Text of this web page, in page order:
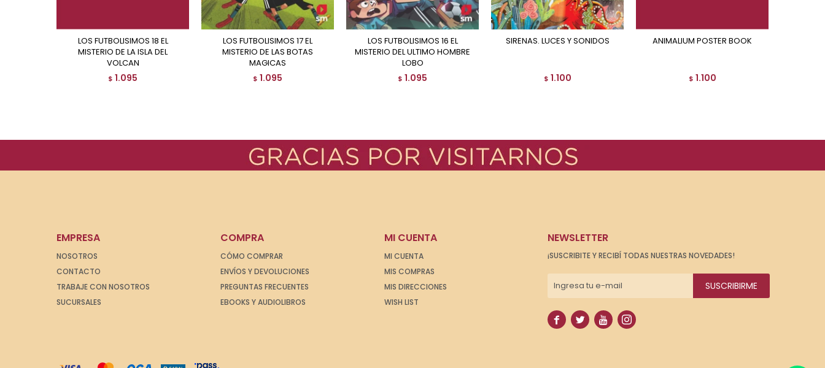
LOS FUTBOLISIMOS 18 EL
MISTERIO DE LA ISLA DEL
VOLCAN
$ 1.095
LOS FUTBOLISIMOS 17 EL
MISTERIO DE LAS BOTAS
MAGICAS
$ 1.095
LOS FUTBOLISIMOS 16 EL
MISTERIO DEL ULTIMO HOMBRE
LOBO
$ 1.095
SIRENAS. LUCES Y SONIDOS
$ 1.100
ANIMALIUM POSTER BOOK
$ 1.100
EMPRESA
NOSOTROS
CONTACTO
TRABAJE CON NOSOTROS
SUCURSALES
COMPRA
CÓMO COMPRAR
ENVÍOS Y DEVOLUCIONES
PREGUNTAS FRECUENTES
EBOOKS Y AUDIOLIBROS
MI CUENTA
MI CUENTA
MIS COMPRAS
MIS DIRECCIONES
WISH LIST
NEWSLETTER
¡SUSCRIBITE Y RECIBÍ TODAS NUESTRAS NOVEDADES!
SUSCRIBIRME
   